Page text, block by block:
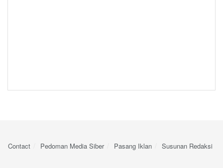
Contact Pedoman Media Siber Pasang Iklan Susunan Redaksi